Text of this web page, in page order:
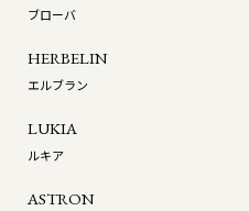
ブローバ
HERBELIN
エルブラン
LUKIA
ルキア
ASTRON